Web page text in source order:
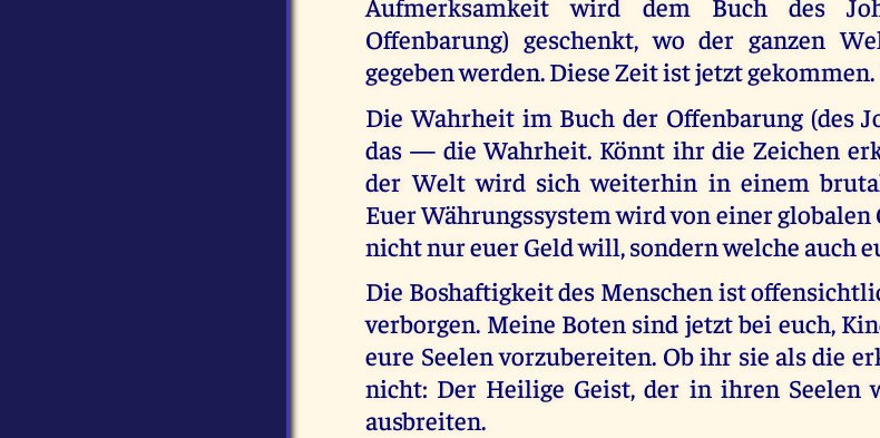
Offenbarung) geschenkt, wo der ganzen
gegeben werden. Diese Zeit ist jetzt
Die Wahrheit im Buch der Offenbarung (des
das — die Wahrheit. Könnt ihr die Zeichen
der Welt wird sich weiterhin in einem
Euer Währungssystem wird von einer globalen
nicht nur euer Geld will, sondern welche auch
Die Boshaftigkeit des Menschen ist
verborgen. Meine Boten sind jetzt bei euch,
eure Seelen vorzubereiten. Ob ihr sie als die
nicht: Der Heilige Geist, der in ihren Seelen
ausbreiten.